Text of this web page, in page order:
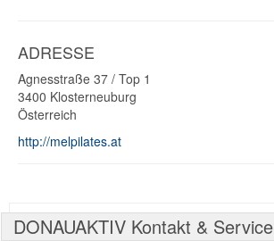
ADRESSE
Agnesstraße 37 / Top 1
3400 Klosterneuburg
Österreich
http://melpilates.at
DONAUAKTIV Kontakt & Service